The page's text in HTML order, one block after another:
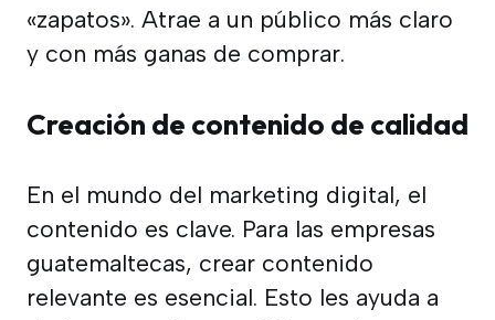
«zapatos». Atrae a un público más claro
y con más ganas de comprar.
Creación de contenido de calidad
En el mundo del marketing digital, el
contenido es clave. Para las empresas
guatemaltecas, crear contenido
relevante es esencial. Esto les ayuda a